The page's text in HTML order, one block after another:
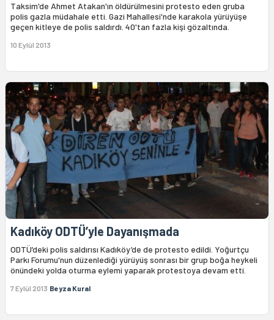
Taksim'de Ahmet Atakan'ın öldürülmesini protesto eden gruba
polis gazla müdahale etti. Gazi Mahallesi'nde karakola yürüyüşe
geçen kitleye de polis saldırdı. 40'tan fazla kişi gözaltında.
10 Eylül 2013
Kadıköy ODTÜ’yle Dayanışmada
ODTÜ’deki polis saldırısı Kadıköy’de de protesto edildi. Yoğurtçu
Parkı Forumu'nun düzenlediği yürüyüş sonrası bir grup boğa heykeli
önündeki yolda oturma eylemi yaparak protestoya devam etti.
7 Eylül 2013 Beyza Kural